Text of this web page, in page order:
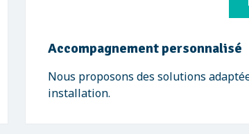
Accompagnement personnalisé
Nous proposons des solutions
installation.